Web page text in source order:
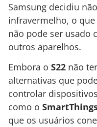
Samsung decidiu
infravermelho, o
não pode ser usado
outros aparelhos.
Embora o S22 não
alternativas que
controlar
como o
que os usuários